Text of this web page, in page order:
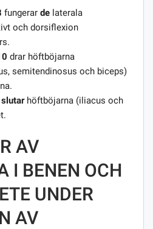
fungerar de laterala
och dorsiflexion
drar höftböjarna
semitendinosus och biceps)
höftböjarna (iliacus och
AV
I BENEN OCH
UNDER
AV